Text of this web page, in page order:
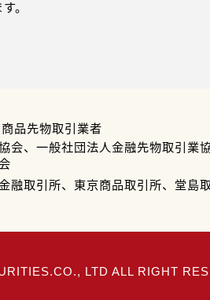
。
品先物取引業者
会、一般社団法人金融先物取引業
融取引所、東京商品取引所、堂島
LTD ALL RIGHT